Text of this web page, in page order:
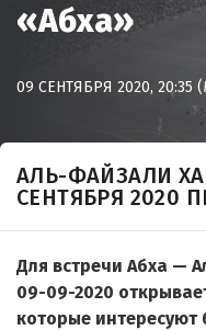
«Абха»
09 СЕНТЯБРЯ 2020, 20:35
АЛЬ-ФАЙЗАЛИ
СЕНТЯБРЯ 2020
Для встречи Абха —
09-09-2020
которые интересуют